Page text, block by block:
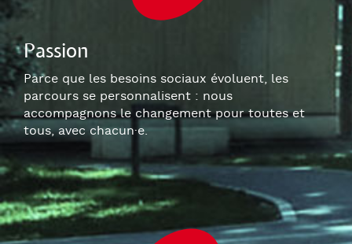
Passion
Parce que les besoins sociaux évoluent, les
parcours se personnalisent : nous
accompagnons le changement pour toutes et
tous, avec chacun·e.